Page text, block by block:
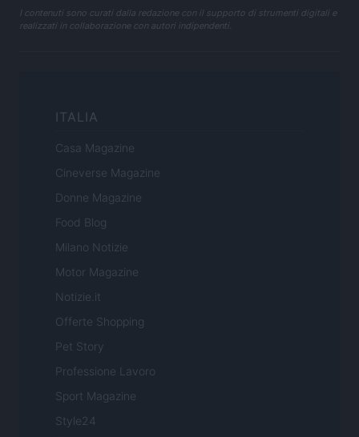
I contenuti sono curati dalla redazione con il supporto di strumenti digitali e
realizzati in collaborazione con autori indipendenti.
ITALIA
Casa Magazine
Cineverse Magazine
Donne Magazine
Food Blog
Milano Notizie
Motor Magazine
Notizie.it
Offerte Shopping
Pet Story
Professione Lavoro
Sport Magazine
Style24